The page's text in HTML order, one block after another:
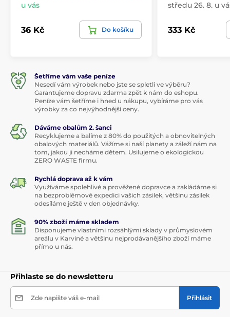
u vás
36 Kč Do košíku
středu 26. 8. u
333 Kč
Šetříme vám vaše peníze
Nesedí vám výrobek nebo jste se spletli ve výběru?
Garantujeme dopravu zdarma zpět k nám do eshopu.
Peníze vám šetříme i hned u nákupu, vybíráme pro vás
výrobky za co nejvýhodnější ceny.
Dáváme obalům 2. šanci
Recyklujeme a balíme z 80% do použitých a obnovitelných
obalových materiálů. Vážíme si naší planety a záleží nám na
tom, jakou ji necháme dětem. Usilujeme o ekologickou
ZERO WASTE firmu.
Rychlá doprava až k vám
Využíváme spolehlivé a prověžené dopravce a zakládáme si
na bezproblémové expedici vašich zásilek, většinu zásilek
odesíláme ještě v den objednávky.
90% zboží máme skladem
Disponujeme vlastními rozsáhlými sklady v průmyslovém
areálu v Karviné a většinu nejprodávanějšího zboží máme
přímo u nás.
Přihlaste se do newsletteru
Zde napište váš e-mail Přihlásit